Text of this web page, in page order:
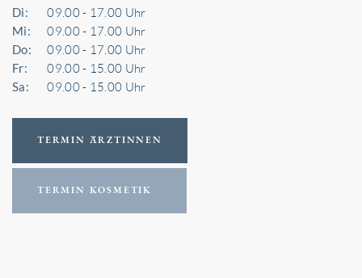
Di: 09.00 - 17.00 Uhr
Mi: 09.00 - 17.00 Uhr
Do: 09.00 - 17.00 Uhr
Fr: 09.00 - 15.00 Uhr
Sa: 09.00 - 15.00 Uhr
TERMIN ÄRZTINNEN
TERMIN KOSMETIK